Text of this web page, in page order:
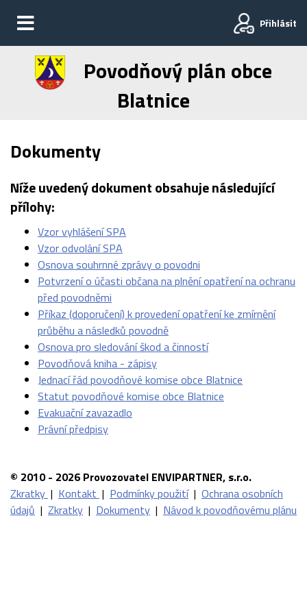
Přihlásit
Povodňový plán obce
Blatnice
Dokumenty
Níže uvedený dokument obsahuje následující
přílohy:
Vzor vyhlášení SPA
Vzor odvolání SPA
Osnova souhrnné zprávy o povodni
Potvrzení o účasti občana na plnění opatření na ochranu
před povodněmi
Příkaz (doporučení) k provedení opatření ke zmírnění
průběhu a následků povodně
Osnova pro sledování škod a činností
Povodňová kniha - zápisy
Jednací řád povodňové komise obce Blatnice
Statut povodňové komise obce Blatnice
Evakuační zavazadlo
Právní předpisy
© 2010 - 2026 Provozovatel ENVIPARTNER, s.r.o.
Zkratky | Kontakt | Podmínky použití | Ochrana osobních
údajů | Zkratky | Dokumenty | Návod k povodňovému plánu